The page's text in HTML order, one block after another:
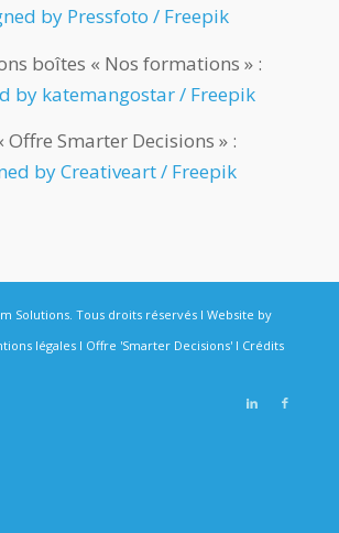
by Pressfoto / Freepik
boîtes « Nos formations » :
by katemangostar / Freepik
Offre Smarter Decisions » :
by Creativeart / Freepik
Solutions. Tous droits réservés I Website by
légalesI Offre 'Smarter Decisions'I Crédits